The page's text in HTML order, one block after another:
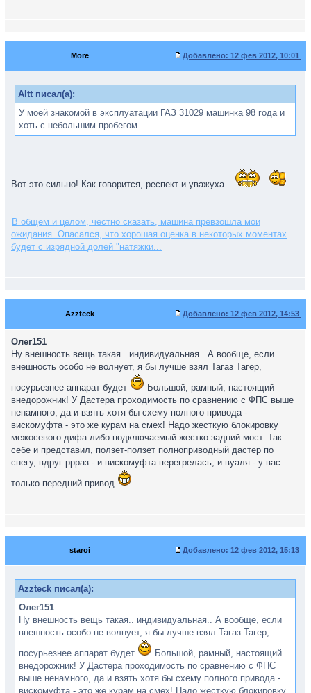
More Добавлено: 12 фев 2012, 10:01
Altt писал(а):
У моей знакомой в эксплуатации ГАЗ 31029 машинка 98 года и
хоть с небольшим пробегом ...
Вот это сильно! Как говорится, респект и уважуха.
В общем и целом, честно сказать, машина превзошла мои
ожидания. Опасался, что хорошая оценка в некоторых моментах
будет с изрядной долей "натяжки...
Azzteck Добавлено: 12 фев 2012, 14:53
Олег151
Ну внешность вещь такая.. индивидуальная.. А вообще, если
внешность особо не волнует, я бы лучше взял Тагаз Тагер,
посурьезнее аппарат будет
Большой, рамный, настоящий
внедорожник! У Дастера проходимость по сравнению с ФПС выше
ненамного, да и взять хотя бы схему полного привода -
вискомуфта - это же курам на смех! Надо жесткую блокировку
межосевого дифа либо подключаемый жестко задний мост. Так
себе и представил, ползет-ползет полноприводный дастер по
снегу, вдруг ррраз - и вискомуфта перегрелась, и вуаля - у вас
только передний привод
staroi Добавлено: 12 фев 2012, 15:13
Azzteck писал(а):
Олег151
Ну внешность вещь такая.. индивидуальная.. А вообще, если
внешность особо не волнует, я бы лучше взял Тагаз Тагер,
посурьезнее аппарат будет
Большой, рамный, настоящий
внедорожник! У Дастера проходимость по сравнению с ФПС
выше ненамного, да и взять хотя бы схему полного привода -
вискомуфта - это же курам на смех! Надо жесткую блокировку